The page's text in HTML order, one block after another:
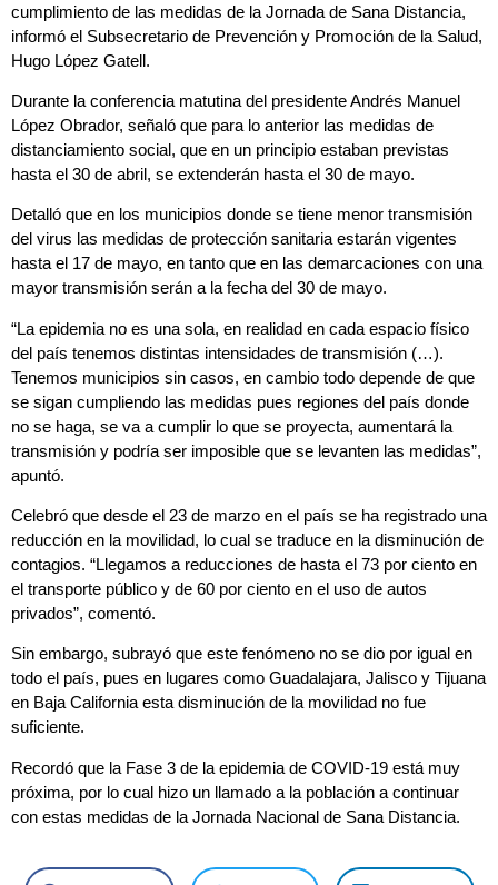
cumplimiento de las medidas de la Jornada de Sana Distancia,
informó el Subsecretario de Prevención y Promoción de la Salud,
Hugo López Gatell.
Durante la conferencia matutina del presidente Andrés Manuel
López Obrador, señaló que para lo anterior las medidas de
distanciamiento social, que en un principio estaban previstas
hasta el 30 de abril, se extenderán hasta el 30 de mayo.
Detalló que en los municipios donde se tiene menor transmisión
del virus las medidas de protección sanitaria estarán vigentes
hasta el 17 de mayo, en tanto que en las demarcaciones con una
mayor transmisión serán a la fecha del 30 de mayo.
“La epidemia no es una sola, en realidad en cada espacio físico
del país tenemos distintas intensidades de transmisión (…).
Tenemos municipios sin casos, en cambio todo depende de que
se sigan cumpliendo las medidas pues regiones del país donde
no se haga, se va a cumplir lo que se proyecta, aumentará la
transmisión y podría ser imposible que se levanten las medidas”,
apuntó.
Celebró que desde el 23 de marzo en el país se ha registrado una
reducción en la movilidad, lo cual se traduce en la disminución de
contagios. “Llegamos a reducciones de hasta el 73 por ciento en
el transporte público y de 60 por ciento en el uso de autos
privados”, comentó.
Sin embargo, subrayó que este fenómeno no se dio por igual en
todo el país, pues en lugares como Guadalajara, Jalisco y Tijuana
en Baja California esta disminución de la movilidad no fue
suficiente.
Recordó que la Fase 3 de la epidemia de COVID-19 está muy
próxima, por lo cual hizo un llamado a la población a continuar
con estas medidas de la Jornada Nacional de Sana Distancia.